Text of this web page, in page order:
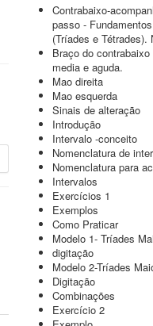
Contrabaixo-
passo -
(Tríades e Tétrades).
Braço do
media e aguda.
Mao direita
Mao esquerda
Sinais de alteração
Introdução
Intervalo -conceito
Nomenclatura de
Nomenclatura para
Intervalos
Exercícios 1
Exemplos
Como Praticar
Modelo 1- Tríades
digitação
Modelo 2-Tríades
Digitação
Combinações
Exercício 2